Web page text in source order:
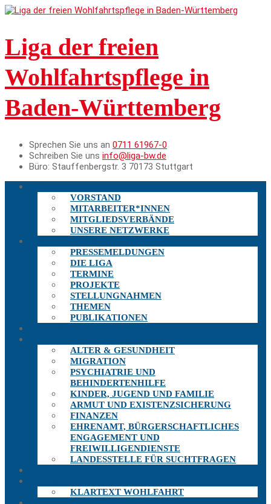
Liga der freien
Wohlfahrtspflege in
Baden-Württemberg
Sprechen Sie uns an 0711 61967-0
Schreiben Sie uns info@liga-bw.de
Büro: Stauffenbergstr. 3 70173 Stuttgart
VORSTAND
MITARBEITER*INNEN
MITGLIEDSVERBÄNDE
UNSERE NETZWERKE
PRESSEMELDUNGEN
DIE LIGA
TERMINE
PROJEKTE
STELLUNGNAHMEN
THEMEN
PUBLIKATIONEN
ALTER & GESUNDHEIT
MIGRATION
PSYCHIATRIE UND
BEHINDERTENHILFE
KINDER, JUGEND UND FAMILIE
ARMUT UND EXISTENZSICHERUNG
FINANZEN
EHRENAMT, BÜRGERSCHAFTLICHES
ENGAGEMENT UND
FREIWILLIGENDIENSTE
LANDESSTELLE FÜR SUCHTFRAGEN
KLARTEXT WOHLFAHRT